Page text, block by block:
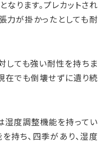
ります。プレカットされ
力が掛かったとしても耐
しても強い耐性を持ちま
在でも倒壊せずに遺り続
湿度調整機能を持ってい
持ち、四季があり、湿度